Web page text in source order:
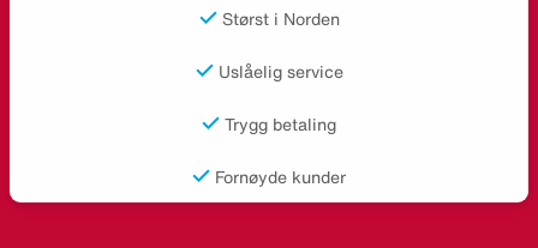
Størst i Norden
Uslåelig service
Trygg betaling
Fornøyde kunder